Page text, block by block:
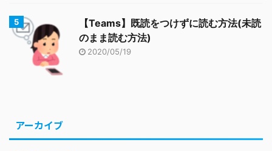
【Teams】既読をつけずに読む方法(未読
のまま読む方法)
2020/05/19
アーカイブ